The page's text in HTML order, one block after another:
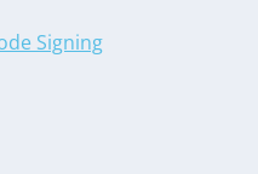
Signing